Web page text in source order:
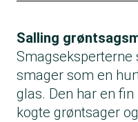
Salling
Smagseksperterne
smager som en
glas. Den har en
kogte grøntsager